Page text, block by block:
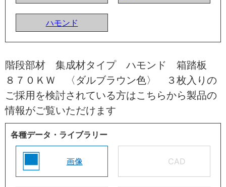
ハモンド
階段部材 集成材タイプ ハモンド 箱踏板
８７０ＫＷ 〈ダルブラウン色〉 ３枚入りの
ご採用を検討されている方はこちらから製品の
情報がご覧いただけます
各種データ・ライブラリー
画像 CAD